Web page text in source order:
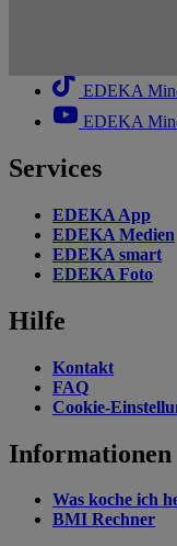
EDEKA
EDEKA
Services
EDEKA App
EDEKA Medien
EDEKA smart
EDEKA Foto
Hilfe
Kontakt
FAQ
Cookie-
Informationen
Was koche ich
BMI Rechner